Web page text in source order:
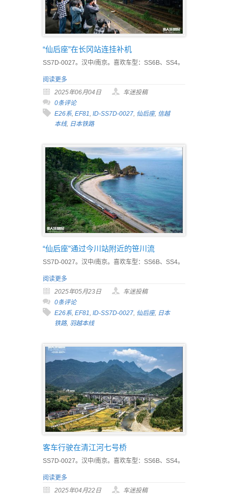
“仙后座”在长冈站连挂补机
SS7D-0027。汉中/南京。喜欢车型：SS6B、SS4。
阅读更多
2025年06月04日
车迷投稿
0条评论
E26系, EF81, ID-SS7D-0027, 仙后座, 信越
本线, 日本铁路
“仙后座”通过今川站附近的笹川流
SS7D-0027。汉中/南京。喜欢车型：SS6B、SS4。
阅读更多
2025年05月23日
车迷投稿
0条评论
E26系, EF81 ID-SS7D-0027 仙后座, 日本
铁路, 羽越本线
客车行驶在清江河七号桥
SS7D-0027。汉中/南京。喜欢车型：SS6B、SS4。
阅读更多
2025年04月22日
车迷投稿